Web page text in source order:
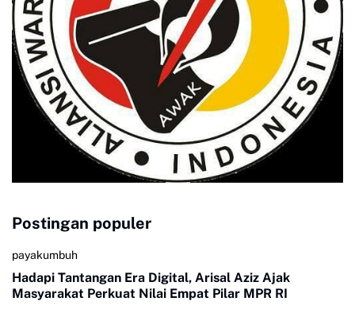
Postingan populer
payakumbuh
Hadapi Tantangan Era Digital, Arisal Aziz Ajak
Masyarakat Perkuat Nilai Empat Pilar MPR RI